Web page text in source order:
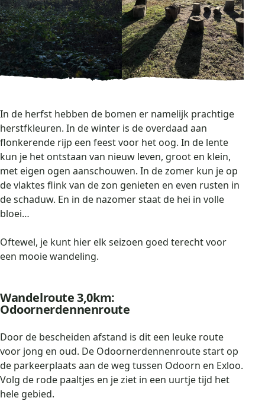
In de herfst hebben de bomen er namelijk prachtige
herstfkleuren. In de winter is de overdaad aan
flonkerende rijp een feest voor het oog. In de lente
kun je het ontstaan van nieuw leven, groot en klein,
met eigen ogen aanschouwen. In de zomer kun je op
de vlaktes flink van de zon genieten en even rusten in
de schaduw. En in de nazomer staat de hei in volle
bloei…
Oftewel, je kunt hier elk seizoen goed terecht voor
een mooie wandeling.
Wandelroute 3,0km:
Odoornerdennenroute
Door de bescheiden afstand is dit een leuke route
voor jong en oud. De Odoornerdennenroute start op
de parkeerplaats aan de weg tussen Odoorn en Exloo.
Volg de rode paaltjes en je ziet in een uurtje tijd het
hele gebied.